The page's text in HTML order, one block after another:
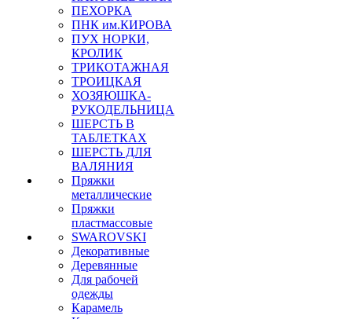
ПЕХОРКА
ПНК им.КИРОВА
ПУХ НОРКИ,
КРОЛИК
ТРИКОТАЖНАЯ
ТРОИЦКАЯ
ХОЗЯЮШКА-
РУКОДЕЛЬНИЦА
ШЕРСТЬ В
ТАБЛЕТКАХ
ШЕРСТЬ ДЛЯ
ВАЛЯНИЯ
Пряжки
металлические
Пряжки
пластмассовые
SWAROVSKI
Декоративные
Деревянные
Для рабочей
одежды
Карамель